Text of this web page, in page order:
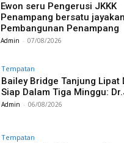
Ewon seru Pengerusi JKKK
Penampang bersatu
Pembangunan Penampang
Admin - 07/08/2026
Tempatan
Bailey Bridge Tanjung Lipat
Siap Dalam Tiga Minggu:
Admin - 06/08/2026
Tempatan